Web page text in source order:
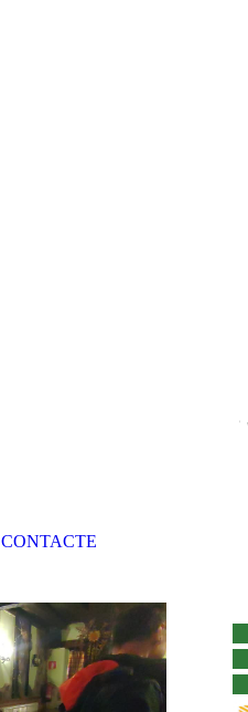
CONTACTE